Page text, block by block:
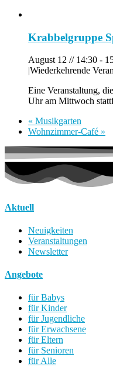
Krabbelgruppe
August 12 // 14:30 -
|Wiederkehrende
Eine Veranstaltung,
Uhr am Mittwoch
« Musikgarten
Wohnzimmer-Café »
Aktuell
Neuigkeiten
Veranstaltungen
Newsletter
Angebote
für Babys
für Kinder
für Jugendliche
für Erwachsene
für Eltern
für Senioren
für Alle